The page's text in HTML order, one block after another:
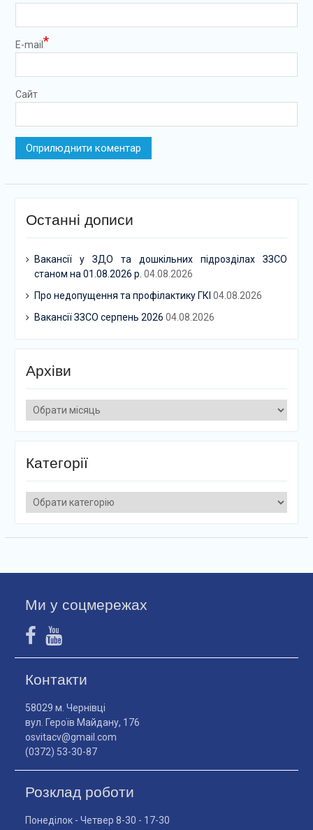
E-mail *
Сайт
Останні дописи
Вакансії у ЗДО та дошкільних підрозділах ЗЗСО
станом на 01.08.2026 р. 04.08.2026
Про недопущення та профілактику ГКІ 04.08.2026
Вакансії ЗЗСО серпень 2026 04.08.2026
Архіви
Архіви
Категорії
Категорії
Ми у соцмережах
Контакти
58029 м. Чернівці
вул. Героїв Майдану, 176
osvitacv@gmail.com
(0372) 53-30-87
Розклад роботи
Понеділок - Четвер 8-30 - 17-30